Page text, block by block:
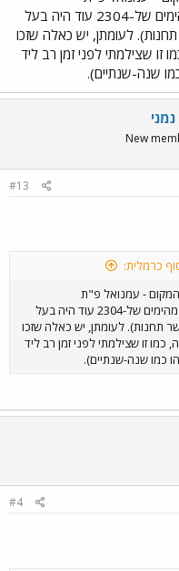
הצילום שלי, מהימים של-2304 עוד היה בעל
לעומתן, יש כאלה שזכו
זו שצילמתי לפני זמן רב ליד
שנה-שנתיים).
נמני
New
#13
כרמלית:
המקום - עמנואל פ"ת
הצילום שלי, מהימים של-2304 עוד היה בעל
תחנות). לעומתן, יש כאלה שזכו
כמו זו שצילמתי לפני זמן רב ליד
כמו שנה-שנתיים).
#4